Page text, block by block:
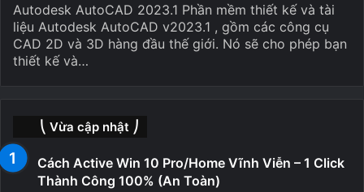
Autodesk AutoCAD 2023.1 Phần mềm thiết kế và tài
liệu Autodesk AutoCAD v2023.1 , gồm các công cụ
CAD 2D và 3D hàng đầu thế giới. Nó sẽ cho phép bạn
thiết kế và…
⎝ Vừa cập nhật ⎠
Cách Active Win 10 Pro/Home Vĩnh Viễn – 1 Click
Thành Công 100% (An Toàn)